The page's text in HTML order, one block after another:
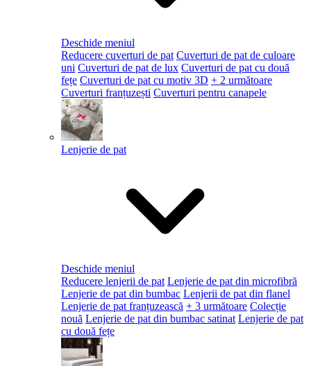
Deschide meniul
Reducere cuverturi de pat Cuverturi de pat de culoare
uni Cuverturi de pat de lux Cuverturi de pat cu două
fețe Cuverturi de pat cu motiv 3D + 2 următoare
Cuverturi franțuzești Cuverturi pentru canapele
Lenjerie de pat
Deschide meniul
Reducere lenjerii de pat Lenjerie de pat din microfibră
Lenjerie de pat din bumbac Lenjerii de pat din flanel
Lenjerie de pat franțuzească + 3 următoare Colecție
nouă Lenjerie de pat din bumbac satinat Lenjerie de pat
cu două fețe